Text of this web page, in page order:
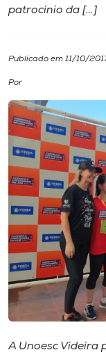
Cultura
CPA
Biblioteca
Editora
Rádio
​patrocínio da […]
Publicado em 11/10/
Por
A Unoesc Videira